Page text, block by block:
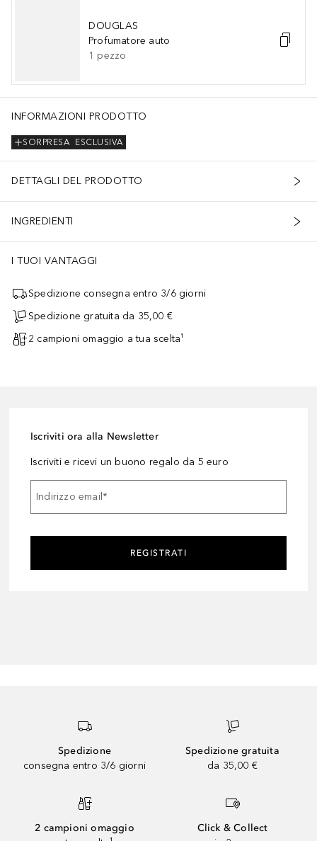
DOUGLAS
Profumatore auto
1 pezzo
INFORMAZIONI PRODOTTO
ESCLUSIVA
SORPRESA
DETTAGLI DEL PRODOTTO
INGREDIENTI
I TUOI VANTAGGI
Spedizione consegna entro 3/6 giorni
Spedizione gratuita da 35,00 €
2 campioni omaggio a tua scelta¹
Iscriviti ora alla Newsletter
Iscriviti e ricevi un buono regalo da 5 euro
Indirizzo email*
REGISTRATI
Spedizione
consegna entro 3/6 giorni
Spedizione gratuita
da 35,00 €
2 campioni omaggio
Click & Collect